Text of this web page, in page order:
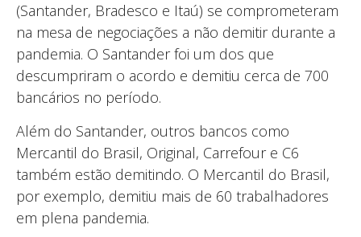
(Santander, Bradesco e Itaú) se comprometeram
na mesa de negociações a não demitir durante a
pandemia. O Santander foi um dos que
descumpriram o acordo e demitiu cerca de 700
bancários no período.
Além do Santander, outros bancos como
Mercantil do Brasil, Original, Carrefour e C6
também estão demitindo. O Mercantil do Brasil,
por exemplo, demitiu mais de 60 trabalhadores
em plena pandemia.